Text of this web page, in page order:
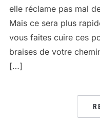
elle réclame pas mal
Mais ce sera plus
vous faites cuire ces
braises de votre
[…]